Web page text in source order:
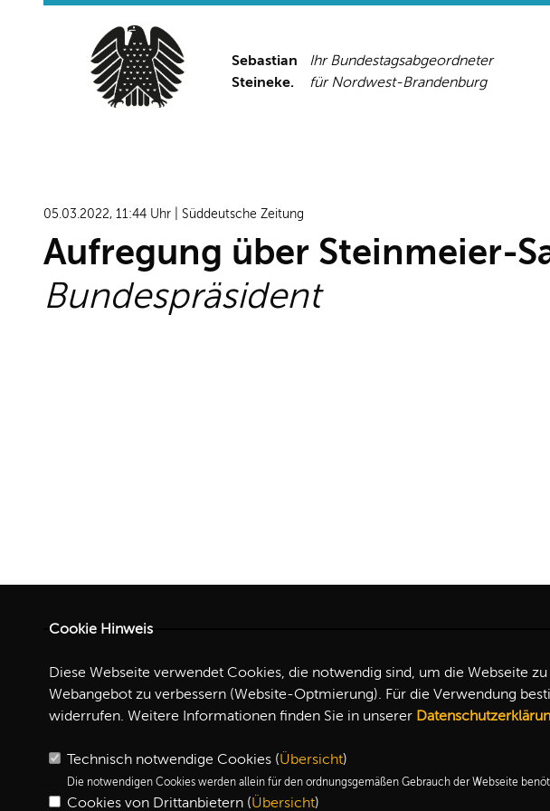
Sebastian
Steineke.
Ihr Bundestagsabgeordneter
für Nordwest-Brandenburg
05.03.2022, 11:44 Uhr | Süddeutsche Zeitung
Aufregung über Steinmeier-
Bundespräsident
Cookie Hinweis
Diese Webseite verwendet Cookies, die notwendig sind, um die Webseite
Webangebot zu verbessern (Website-Optmierung). Für die Verwendung
widerrufen. Weitere Informationen finden Sie in unserer
Technisch notwendige Cookies (Übersicht)
Die notwendigen Cookies werden allein für den ordnungsgemäßen Gebrauch der Webseite
Cookies von Drittanbietern (Übersicht)